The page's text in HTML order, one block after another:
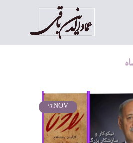
NOV
14